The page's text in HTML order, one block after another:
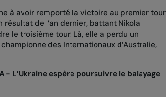
à avoir remporté la victoire au premier tour
résultat de l’an dernier, battant Nikola
le troisième tour. Là, elle a perdu un
des Internationaux d’Australie,
- L’Ukraine espère poursuivre le balayage